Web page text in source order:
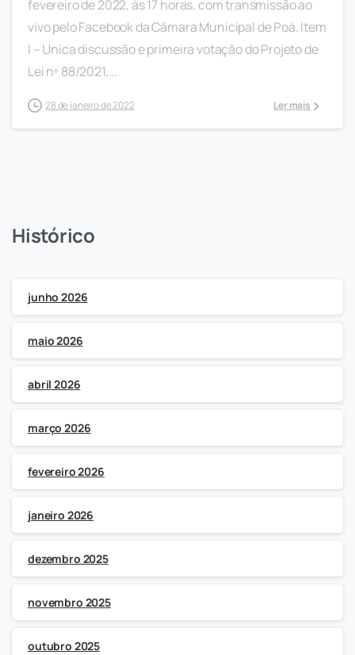
fevereiro de 2022, às 17 horas, com transmissão ao
vivo pelo Facebook da Câmara Municipal de Poá. Item
I – Unica discussão e primeira votação do Projeto de
Lei nº 88/2021,...
28 de janeiro de 2022 Ler mais
Histórico
junho 2026
maio 2026
abril 2026
março 2026
fevereiro 2026
janeiro 2026
dezembro 2025
novembro 2025
outubro 2025